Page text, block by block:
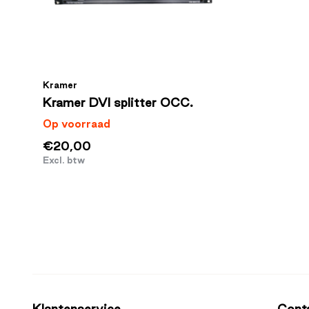
Kramer
Kramer DVI splitter OCC.
Op voorraad
€20,00
Excl. btw